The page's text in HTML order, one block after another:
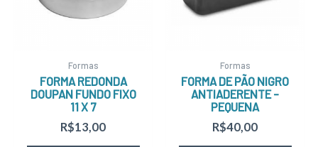
Formas
FORMA REDONDA
DOUPAN FUNDO FIXO
11 X 7
R$13,00
Formas
FORMA DE PÃO NIGRO
ANTIADERENTE –
PEQUENA
R$40,00